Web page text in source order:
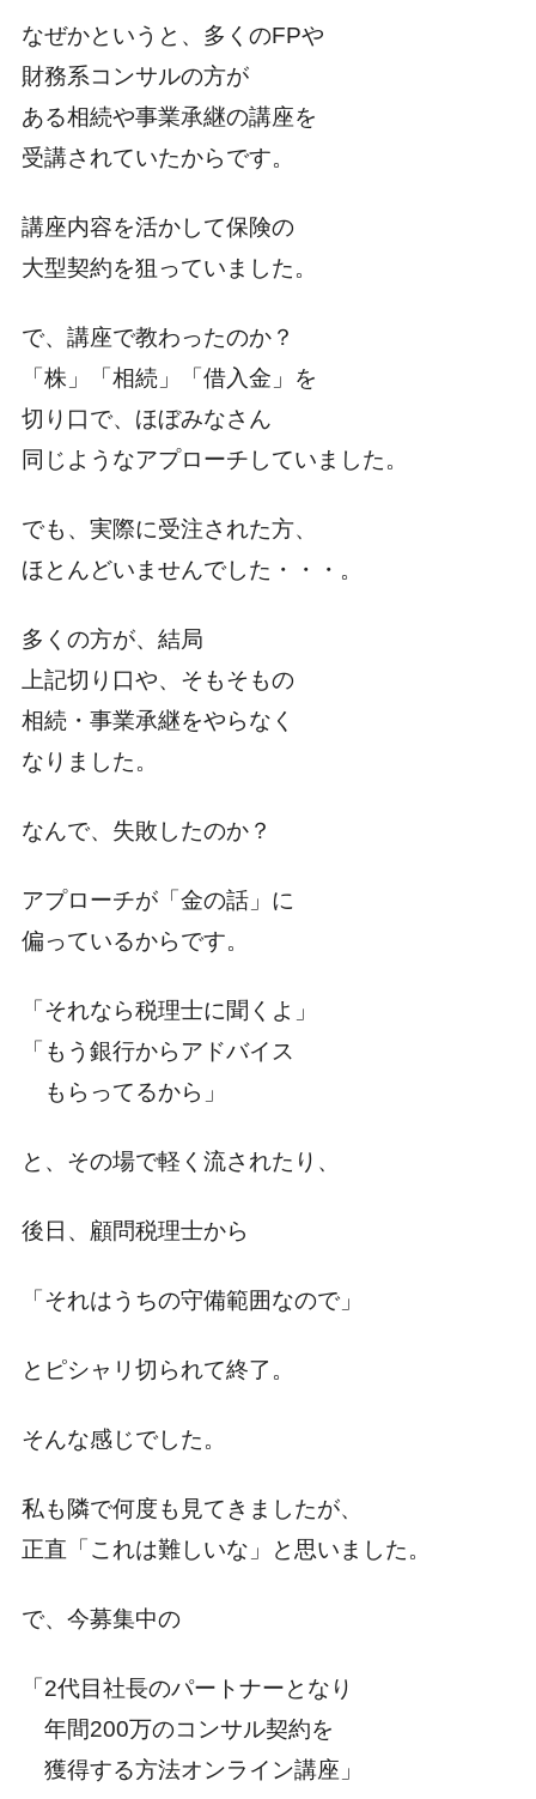
なぜかというと、多くのFPや
財務系コンサルの方が
ある相続や事業承継の講座を
受講されていたからです。
講座内容を活かして保険の
大型契約を狙っていました。
で、講座で教わったのか？
「株」「相続」「借入金」を
切り口で、ほぼみなさん
同じようなアプローチしていました。
でも、実際に受注された方、
ほとんどいませんでした・・・。
多くの方が、結局
上記切り口や、そもそもの
相続・事業承継をやらなく
なりました。
なんで、失敗したのか？
アプローチが「金の話」に
偏っているからです。
「それなら税理士に聞くよ」
「もう銀行からアドバイス
もらってるから」
と、その場で軽く流されたり、
後日、顧問税理士から
「それはうちの守備範囲なので」
とピシャリ切られて終了。
そんな感じでした。
私も隣で何度も見てきましたが、
正直「これは難しいな」と思いました。
で、今募集中の
「2代目社長のパートナーとなり
年間200万のコンサル契約を
獲得する方法オンライン講座」